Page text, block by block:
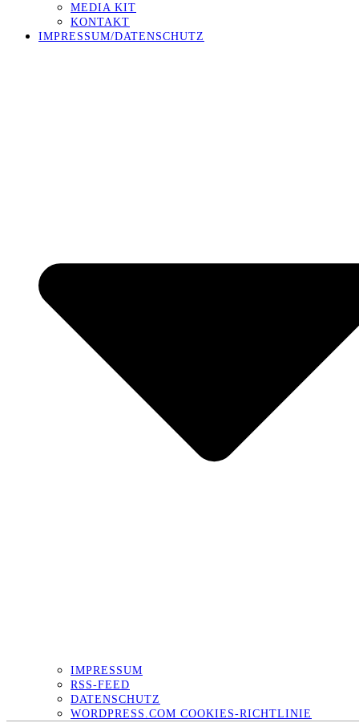
MEDIA KIT
KONTAKT
IMPRESSUM/DATENSCHUTZ
IMPRESSUM
RSS-FEED
DATENSCHUTZ
WORDPRESS.COM COOKIES-RICHTLINIE